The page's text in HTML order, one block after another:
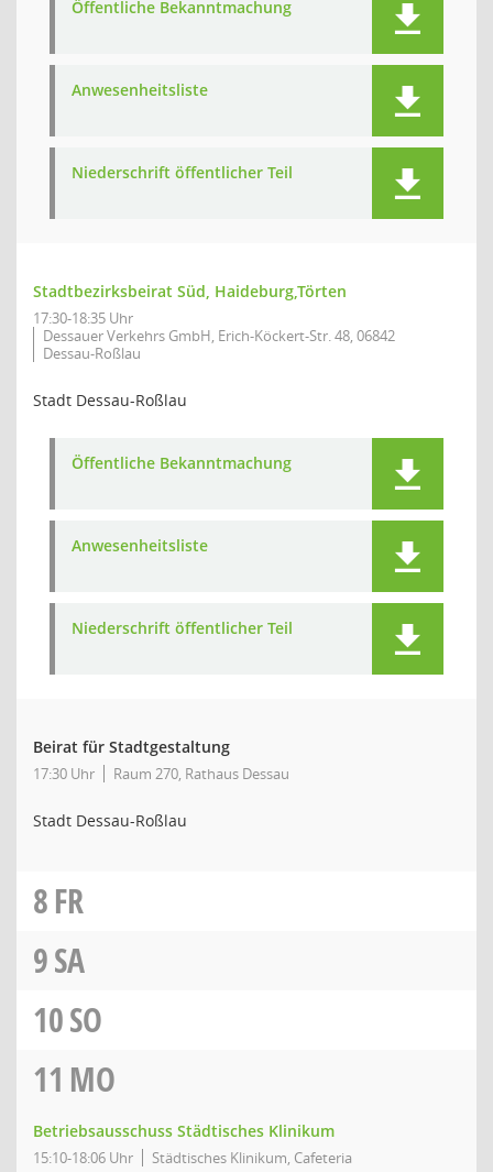
Öffentliche Bekanntmachung
Anwesenheitsliste
Niederschrift öffentlicher Teil
Stadtbezirksbeirat Süd, Haideburg,Törten
17:30-18:35 Uhr
Dessauer Verkehrs GmbH, Erich-Köckert-Str. 48, 06842
Dessau-Roßlau
Stadt Dessau-Roßlau
Öffentliche Bekanntmachung
Anwesenheitsliste
Niederschrift öffentlicher Teil
Beirat für Stadtgestaltung
17:30 Uhr Raum 270, Rathaus Dessau
Stadt Dessau-Roßlau
8FR
9SA
10SO
11 MO
Betriebsausschuss Städtisches Klinikum
15:10-18:06 Uhr Städtisches Klinikum, Cafeteria